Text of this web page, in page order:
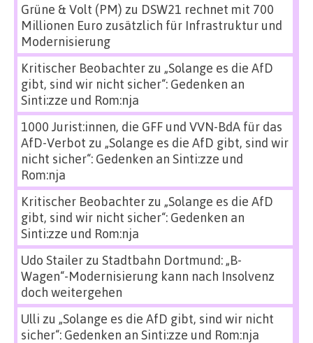
Grüne & Volt (PM) zu DSW21 rechnet mit 700
Millionen Euro zusätzlich für Infrastruktur und
Modernisierung
Kritischer Beobachterzu „Solange es die AfD
gibt, sind wir nicht sicher“: Gedenken an
Sinti:zze und Rom:nja
1000 Jurist:innen, die GFF und VVN-BdA für das
AfD-Verbot zu „Solange es die AfD gibt, sind wir
nicht sicher“: Gedenken an Sinti:zze und
Rom:nja
Kritischer Beobachterzu „Solange es die AfD
gibt, sind wir nicht sicher“: Gedenken an
Sinti:zze und Rom:nja
Udo Stailerzu Stadtbahn Dortmund: „B-
Wagen“-Modernisierung kann nach Insolvenz
doch weitergehen
Ulli zu „Solange es die AfD gibt, sind wir nicht
sicher“: Gedenken an Sinti:zze und Rom:nja